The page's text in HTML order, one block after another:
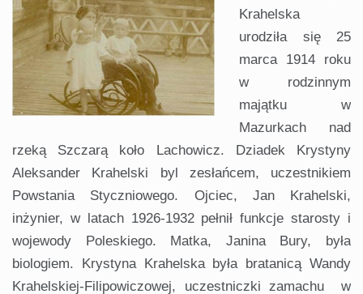
Krahelska
urodziła się 25
marca 1914 roku
w rodzinnym
majątku w
Mazurkach nad
rzeką Szczarą koło Lachowicz. Dziadek Krystyny
Aleksander Krahelski byl zesłańcem, uczestnikiem
Powstania Styczniowego. Ojciec, Jan Krahelski,
inżynier, w latach 1926-1932 pełnił funkcje starosty i
wojewody Poleskiego. Matka, Janina Bury, była
biologiem. Krystyna Krahelska była bratanicą Wandy
Krahelskiej-Filipowiczowej, uczestniczki zamachu w